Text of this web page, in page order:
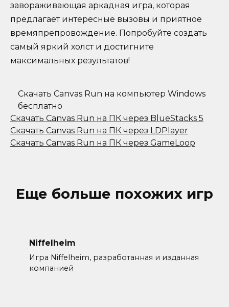
завораживающая аркадная игра, которая
предлагает интересные вызовы и приятное
времяпрепровождение. Попробуйте создать
самый яркий холст и достигните
максимальных результатов!
Скачать Canvas Run на компьютер Windows
бесплатно
Скачать Canvas Run на ПК через BlueStacks 5
Скачать Canvas Run на ПК через LDPlayer
Скачать Canvas Run на ПК через GameLoop
Еще больше похожих игр
Niffelheim
Игра Niffelheim, разработанная и изданная
компанией